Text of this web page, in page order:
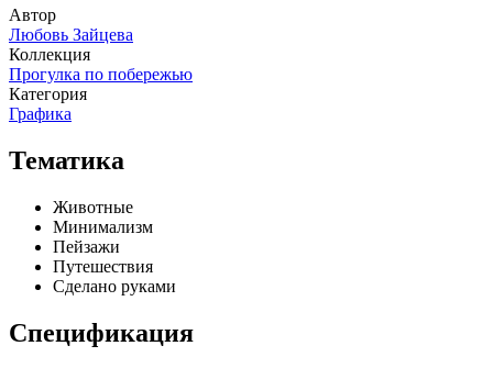
Автор
Любовь Зайцева
Коллекция
Прогулка по побережью
Категория
Графика
Тематика
Животные
Минимализм
Пейзажи
Путешествия
Сделано руками
Спецификация